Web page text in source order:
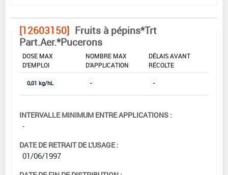
[12603150] Fruits à pépins*Trt
Part.Aer.*Pucerons
DOSE MAX
D'EMPLOI
NOMBRE MAX
D'APPLICATION
DÉLAIS AVANT
RÉCOLTE
0,01 kg/hL - -
INTERVALLE MINIMUM ENTRE APPLICATIONS :
-
DATE DE RETRAIT DE L'USAGE :
01/06/1997